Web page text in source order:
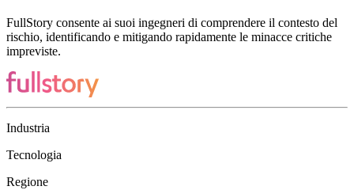
FullStory consente ai suoi ingegneri di comprendere il contesto del
rischio, identificando e mitigando rapidamente le minacce critiche
impreviste.
Industria
Tecnologia
Regione